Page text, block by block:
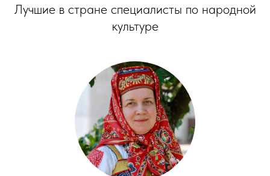
Лучшие в стране специалисты по народной
культуре